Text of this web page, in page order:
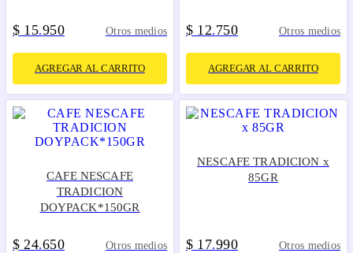
$ 15.950 Otros medios
AGREGAR AL CARRITO
$ 12.750 Otros medios
AGREGAR AL CARRITO
CAFE NESCAFE
TRADICION
DOYPACK*150GR
$ 24.650 Otros medios
NESCAFE TRADICION x
85GR
$ 17.990 Otros medios